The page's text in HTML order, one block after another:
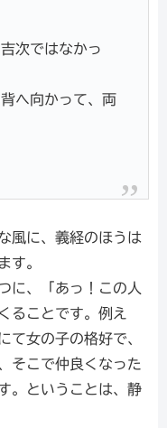
次ではなかっ
へ向かって、両
風に、義経のほうは
す。
に、「あっ！この人
ることです。例え
て女の子の格好で、
そこで仲良くなった
。ということは、静